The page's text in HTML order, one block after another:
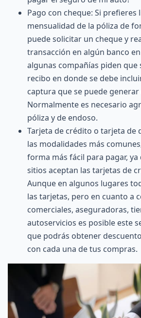
Pago con cheque: Si prefieres
mensualidad de la póliza de
puede solicitar un cheque y
transacción en algún banco
algunas compañías piden que
recibo en donde se debe
captura que se puede
Normalmente es necesario
póliza y de endoso.
Tarjeta de crédito o tarjeta de
las modalidades más
forma más fácil para pagar,
sitios aceptan las tarjetas de
Aunque en algunos lugares
las tarjetas, pero en cuanto a
comerciales, aseguradoras,
autoservicios es posible este
que podrás obtener
con cada una de tus compras.